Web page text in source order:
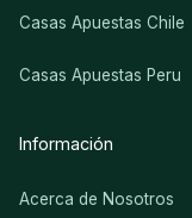
Casas Apuestas Chile
Casas Apuestas Peru
Información
Acerca de Nosotros